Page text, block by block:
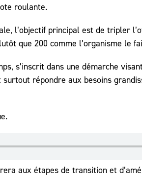
roulante.
l’objectif principal est de tripler
que 200 comme l’organisme le
s’inscrit dans une démarche
répondre aux besoins
aux étapes de transition et